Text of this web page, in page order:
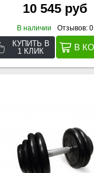
10 545 руб
В наличии Отзывов: 0
КУПИТЬ В
1 КЛИК